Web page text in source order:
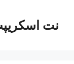
محتوانت